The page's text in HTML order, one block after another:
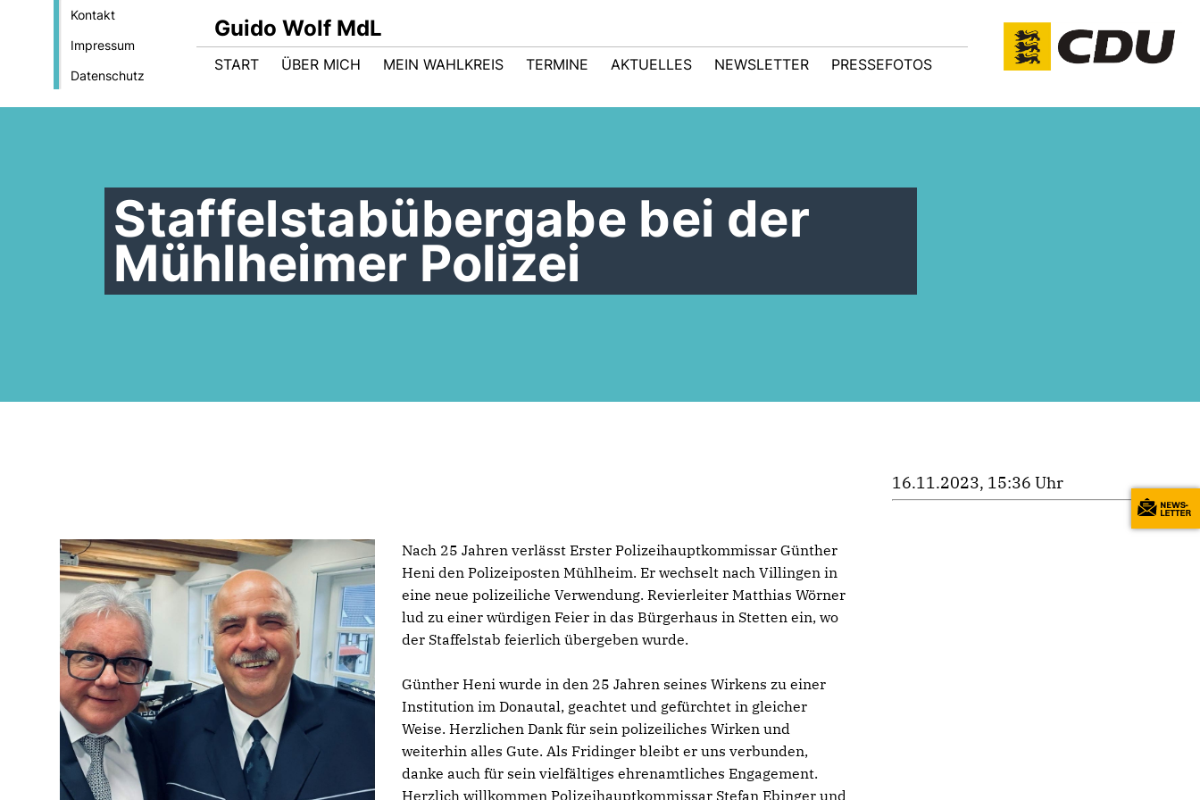
Kontakt
Impressum
Datenschutz
Guido Wolf MdL
START ÜBER MICH MEIN WAHLKREIS TERMINE AKTUELLES NEWSLETTER PRESSEFOTOS
Staffelstabübergabe bei der
Mühlheimer Polizei
Nach 25 Jahren verlässt Erster Polizeihauptkommissar Günther
Heni den Polizeiposten Mühlheim. Er wechselt nach Villingen in
eine neue polizeiliche Verwendung. Revierleiter Matthias Wörner
lud zu einer würdigen Feier in das Bürgerhaus in Stetten ein, wo
der Staffelstab feierlich übergeben wurde.
Günther Heni wurde in den 25 Jahren seines Wirkens zu einer
Institution im Donautal, geachtet und gefürchtet in gleicher
Weise. Herzlichen Dank für sein polizeiliches Wirken und
weiterhin alles Gute. Als Fridinger bleibt er uns verbunden,
danke auch für sein vielfältiges ehrenamtliches Engagement.
Herzlich willkommen Polizeihauptkommissar Stefan Ebinger und
16.11.2023, 15:36 Uhr